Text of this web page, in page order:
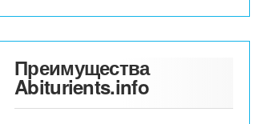
Преимущества
Abiturients.info